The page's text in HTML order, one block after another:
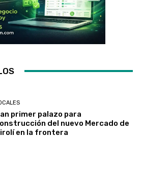
primer palazo para
del nuevo Mercado de
en la frontera